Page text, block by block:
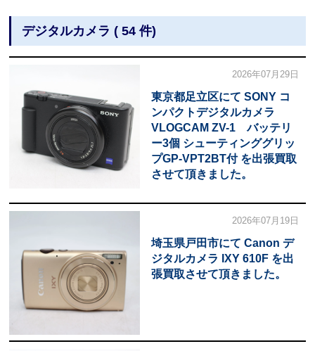
デジタルカメラ ( 54 件)
2026年07月29日
東京都足立区にて SONY コ
ンパクトデジタルカメラ
VLOGCAM ZV-1 バッテリ
ー3個 シューティンググリッ
プGP-VPT2BT付 を出張買取
させて頂きました。
2026年07月19日
埼玉県戸田市にて Canon デ
ジタルカメラ IXY 610F を出
張買取させて頂きました。